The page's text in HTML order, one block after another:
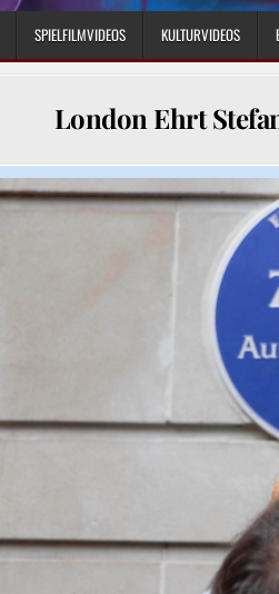
SPIELFILMVIDEOS KULTURVIDEOS
London Ehrt